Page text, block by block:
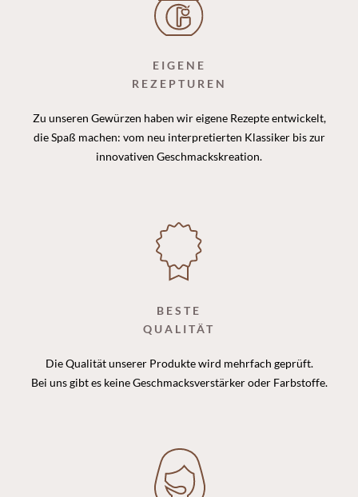
EIGENE
REZEPTUREN
Zu unseren Gewürzen haben wir eigene Rezepte entwickelt,
die Spaß machen: vom neu interpretierten Klassiker bis zur
innovativen Geschmackskreation.
BESTE
QUALITÄT
Die Qualität unserer Produkte wird mehrfach geprüft.
Bei uns gibt es keine Geschmacksverstärker oder Farbstoffe.